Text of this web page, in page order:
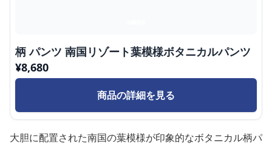
柄 パンツ 南国リゾート葉模様ボタニカルパンツ
¥8,680
商品の詳細を見る
大胆に配置された南国の葉模様が印象的なボタニカル柄パ